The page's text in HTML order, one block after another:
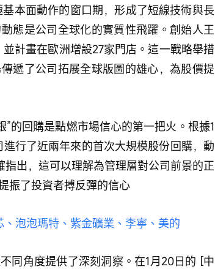
態是公司全球化的實質性飛躍。創始人王
計畫在歐洲增設27家門店。這一戰略舉措
遞了公司拓展全球版圖的雄心，為股價提
行了近兩年來的首次大規模股份回購，動
出，這可以理解為管理層對公司前景的正
振了投資者搏反彈的信心
泡泡瑪特、紫金礦業、李寧、美的
同角度提供了深刻洞察。在1月20日的 [中